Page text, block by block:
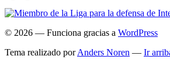
© 2026 — Funciona gracias a WordPress
Tema realizado porAnders Noren — Ir